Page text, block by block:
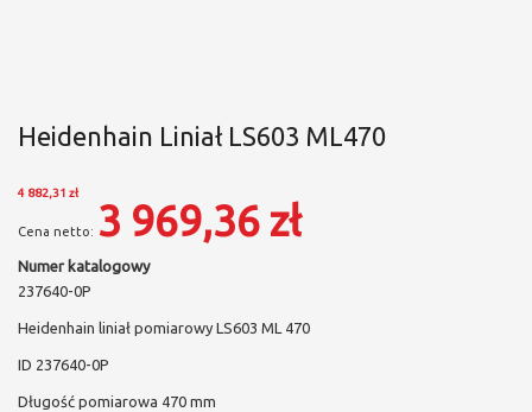
Heidenhain Liniał LS603 ML470
4 882,31 zł
3 969,36 zł
Numer katalogowy
237640-0P
Heidenhain liniał pomiarowy LS603 ML 470
ID 237640-0P
Długość pomiarowa 470 mm